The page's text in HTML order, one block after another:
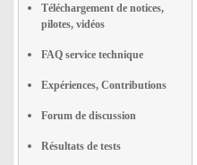
Téléchargement de notices,
pilotes, vidéos
FAQ service technique
Expériences, Contributions
Forum de discussion
Résultats de tests